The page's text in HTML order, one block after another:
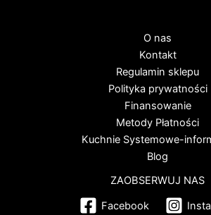
O nas
Kontakt
Regulamin sklepu
Polityka prywatności
Finansowanie
Metody Płatności
Kuchnie Systemowe-
Blog
ZAOBSERWUJ NAS
Facebook